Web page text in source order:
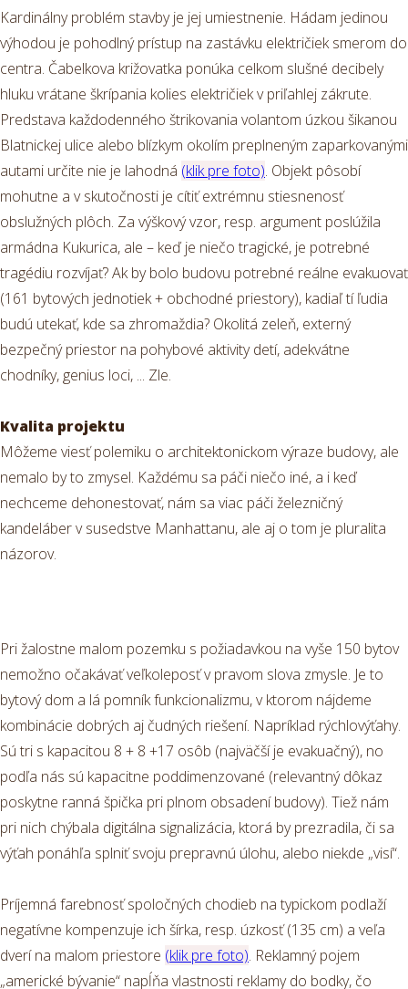
Kardinálny problém stavby je jej umiestnenie. Hádam jedinou
výhodou je pohodlný prístup na zastávku električiek smerom do
centra. Čabelkova križovatka ponúka celkom slušné decibely
hluku vrátane škrípania kolies električiek v priľahlej zákrute.
Predstava každodenného štrikovania volantom úzkou šikanou
Blatnickej ulice alebo blízkym okolím preplneným zaparkovanými
autami určite nie je lahodná (klik pre foto). Objekt pôsobí
mohutne a v skutočnosti je cítiť extrémnu stiesnenosť
obslužných plôch. Za výškový vzor, resp. argument poslúžila
armádna Kukurica, ale – keď je niečo tragické, je potrebné
tragédiu rozvíjať? Ak by bolo budovu potrebné reálne evakuovať
(161 bytových jednotiek + obchodné priestory), kadiaľ tí ľudia
budú utekať, kde sa zhromaždia? Okolitá zeleň, externý
bezpečný priestor na pohybové aktivity detí, adekvátne
chodníky, genius loci, ... Zle.
Kvalita projektu
Môžeme viesť polemiku o architektonickom výraze budovy, ale
nemalo by to zmysel. Každému sa páči niečo iné, a i keď
nechceme dehonestovať, nám sa viac páči železničný
kandeláber v susedstve Manhattanu, ale aj o tom je pluralita
názorov.
Pri žalostne malom pozemku s požiadavkou na vyše 150 bytov
nemožno očakávať veľkoleposť v pravom slova zmysle. Je to
bytový dom a lá pomník funkcionalizmu, v ktorom nájdeme
kombinácie dobrých aj čudných riešení. Napríklad rýchlovýťahy.
Sú tri s kapacitou 8 + 8 +17 osôb (najväčší je evakuačný), no
podľa nás sú kapacitne poddimenzované (relevantný dôkaz
poskytne ranná špička pri plnom obsadení budovy). Tiež nám
pri nich chýbala digitálna signalizácia, ktorá by prezradila, či sa
výťah ponáhľa splniť svoju prepravnú úlohu, alebo niekde „visí“.
Príjemná farebnosť spoločných chodieb na typickom podlaží
negatívne kompenzuje ich šírka, resp. úzkosť (135 cm) a veľa
dverí na malom priestore (klik pre foto). Reklamný pojem
„americké bývanie“ napĺňa vlastnosti reklamy do bodky, čo